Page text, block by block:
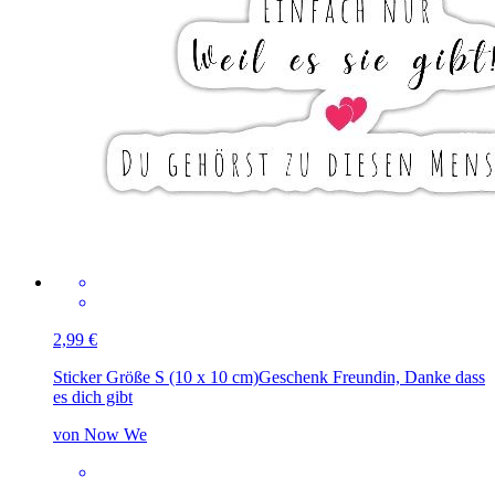
2,99 €
Sticker Größe S (10 x 10 cm)Geschenk Freundin, Danke dass
es dich gibt
von Now We